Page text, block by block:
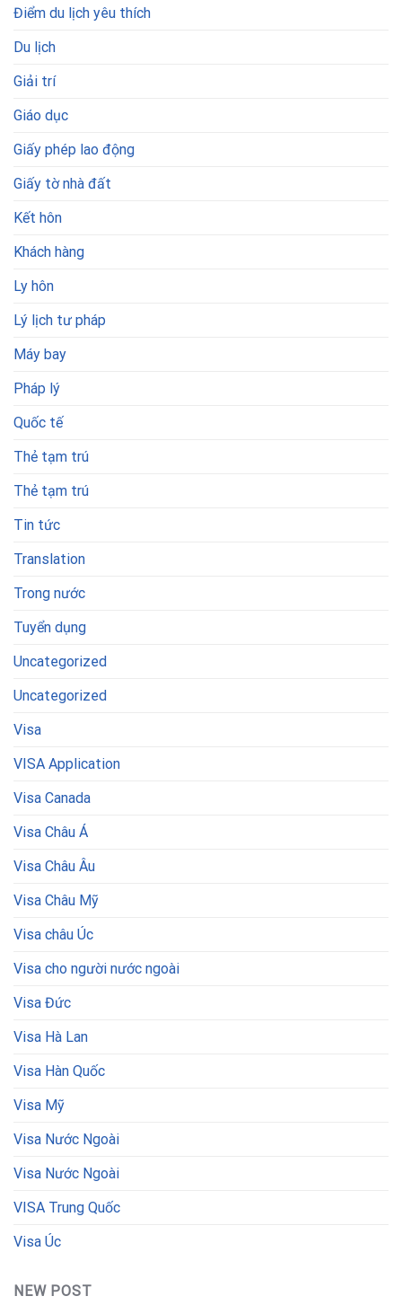
Điểm du lịch yêu thích
Du lịch
Giải trí
Giáo dục
Giấy phép lao động
Giấy tờ nhà đất
Kết hôn
Khách hàng
Ly hôn
Lý lịch tư pháp
Máy bay
Pháp lý
Quốc tế
Thẻ tạm trú
Thẻ tạm trú
Tin tức
Translation
Trong nước
Tuyển dụng
Uncategorized
Uncategorized
Visa
VISA Application
Visa Canada
Visa Châu Á
Visa Châu Âu
Visa Châu Mỹ
Visa châu Úc
Visa cho người nước ngoài
Visa Đức
Visa Hà Lan
Visa Hàn Quốc
Visa Mỹ
Visa Nước Ngoài
Visa Nước Ngoài
VISA Trung Quốc
Visa Úc
NEW POST